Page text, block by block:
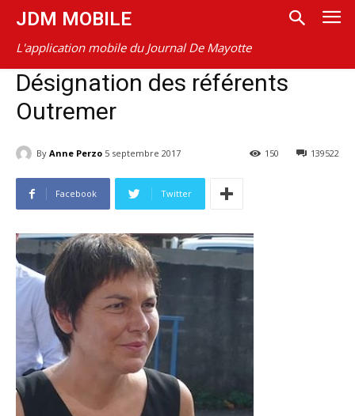
JDM MOBILE
L'application mobile du Journal De Mayotte
Désignation des référents
Outremer
By Anne Perzo 5 septembre 2017 139522
150
Facebook Twitter